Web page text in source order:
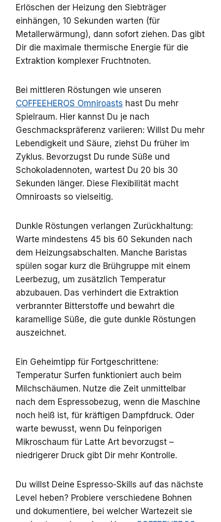
Erlöschen der Heizung den Siebträger
einhängen, 10 Sekunden warten (für
Metallerwärmung), dann sofort ziehen. Das gibt
Dir die maximale thermische Energie für die
Extraktion komplexer Fruchtnoten.
Bei mittleren Röstungen wie unseren
COFFEEHEROS Omniroasts hast Du mehr
Spielraum. Hier kannst Du je nach
Geschmackspräferenz variieren: Willst Du mehr
Lebendigkeit und Säure, ziehst Du früher im
Zyklus. Bevorzugst Du runde Süße und
Schokoladennoten, wartest Du 20 bis 30
Sekunden länger. Diese Flexibilität macht
Omniroasts so vielseitig.
Dunkle Röstungen verlangen Zurückhaltung:
Warte mindestens 45 bis 60 Sekunden nach
dem Heizungsabschalten. Manche Baristas
spülen sogar kurz die Brühgruppe mit einem
Leerbezug, um zusätzlich Temperatur
abzubauen. Das verhindert die Extraktion
verbrannter Bitterstoffe und bewahrt die
karamellige Süße, die gute dunkle Röstungen
auszeichnet.
Ein Geheimtipp für Fortgeschrittene:
Temperatur Surfen funktioniert auch beim
Milchschäumen. Nutze die Zeit unmittelbar
nach dem Espressobezug, wenn die Maschine
noch heiß ist, für kräftigen Dampfdruck. Oder
warte bewusst, wenn Du feinporigen
Mikroschaum für Latte Art bevorzugst –
niedrigerer Druck gibt Dir mehr Kontrolle.
Du willst Deine Espresso-Skills auf das nächste
Level heben? Probiere verschiedene Bohnen
und dokumentiere, bei welcher Wartezeit sie